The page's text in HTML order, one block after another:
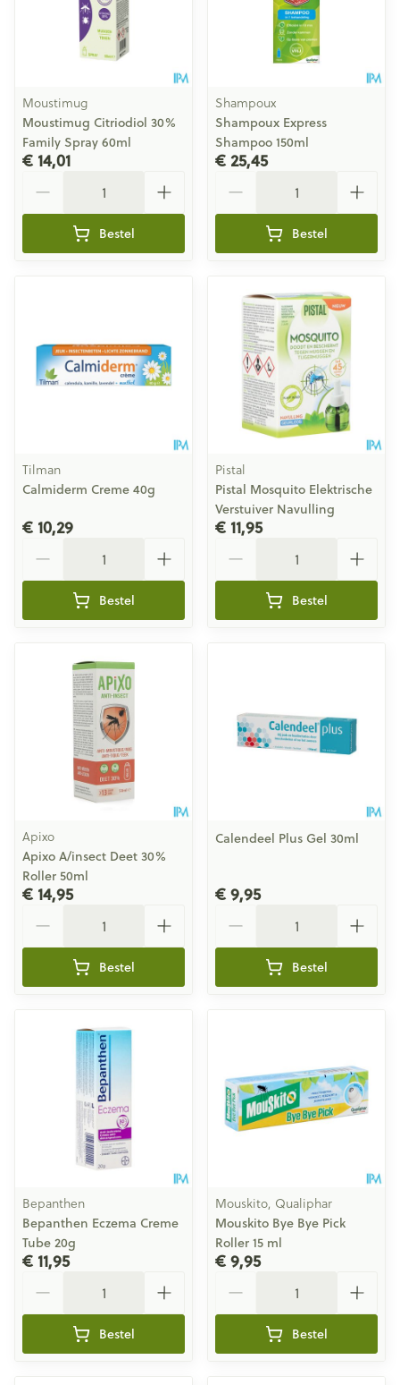
Moustimug
Moustimug Citriodiol 30%
Family Spray 60ml
€ 14,01
Bestel
Shampoux
Shampoux Express
Shampoo 150ml
€ 25,45
Bestel
Tilman
Calmiderm Creme 40g
€ 10,29
Bestel
Pistal
Pistal Mosquito Elektrische
Verstuiver Navulling
€ 11,95
Bestel
Apixo
Apixo A/insect Deet 30%
Roller 50ml
€ 14,95
Bestel
Calendeel Plus Gel 30ml
€ 9,95
Bestel
Bepanthen
Bepanthen Eczema Creme
Tube 20g
€ 11,95
Bestel
Mouskito, Qualiphar
Mouskito Bye Bye Pick
Roller 15 ml
€ 9,95
Bestel